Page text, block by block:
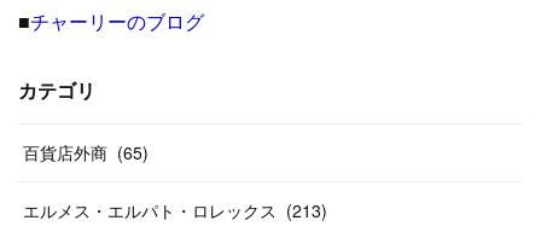
(8 )
(17
12
(19)
(13
(14)
27)
(29
(24)
31
(26
(20)
(14
40
(55
(38)
(20
(33
(46)
(20
■チャーリーのブログ
カテゴリ
百貨店外商 (65)
エルメス・エルパト・ロレックス (213)